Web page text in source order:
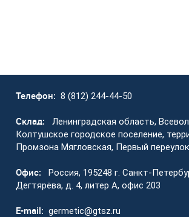
Телефон: 8 (812) 244-44-50
Склад:
Ленинградская область,
Колтушское городское поселение,
Промзона Мягловская, Первый
Офис:
Россия, 195248 г. Санкт-
Дегтярёва, д. 4, литер А, офис 203
E-mail: germetic@gtsz.ru